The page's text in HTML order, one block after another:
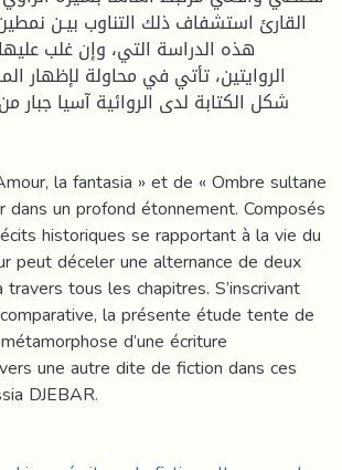
القارئ استشفاف ذلك التناوب بيـن
هذه الدراسة التي، وإن غلب
الروايتين، تأتي في محاولة لإظهار
شكل الكتابة لدى الروائية آسيا جبار
la fantasia » et de « Ombre sultane
un profond étonnement. Composés
historiques se rapportant à la vie du
peut déceler une alternance de deux
travers tous les chapitres. S’inscrivant
la présente étude tente de
d’une écriture
une autre dite de fiction dans ces
DJEBAR.